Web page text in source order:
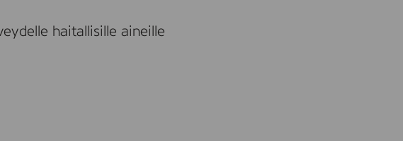
haitallisille aineille